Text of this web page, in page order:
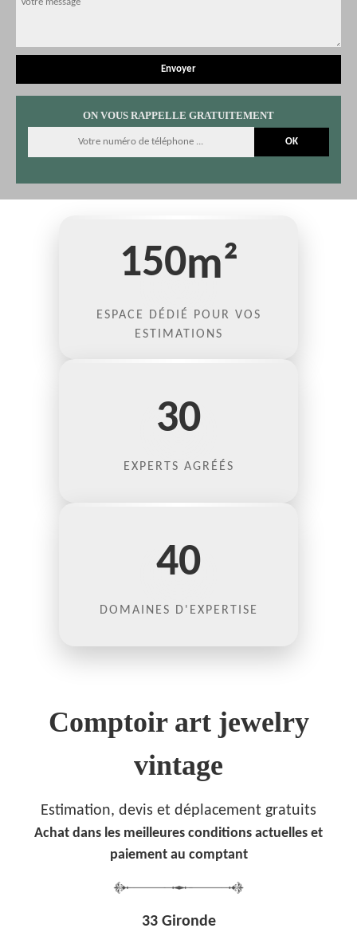
ON VOUS RAPPELLE GRATUITEMENT
150m²
ESPACE DÉDIÉ POUR VOS
ESTIMATIONS
30
EXPERTS AGRÉÉS
40
DOMAINES D'EXPERTISE
Comptoir art jewelry
vintage
Estimation, devis et déplacement gratuits
Achat dans les meilleures conditions actuelles et
paiement au comptant
33 Gironde